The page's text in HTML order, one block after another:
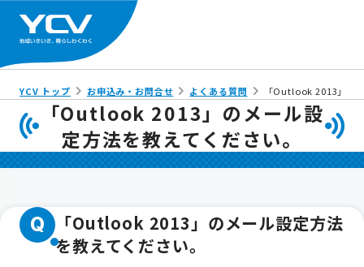
YCV トップ お申込み・お問合せ よくある質問 「Outlook 2013」の
「Outlook 2013」のメール設
定方法を教えてください。
Q
「Outlook 2013」のメール設定方法
を教えてください。